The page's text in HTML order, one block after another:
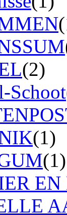
(2)
Schoot
(1)
(1)
EN